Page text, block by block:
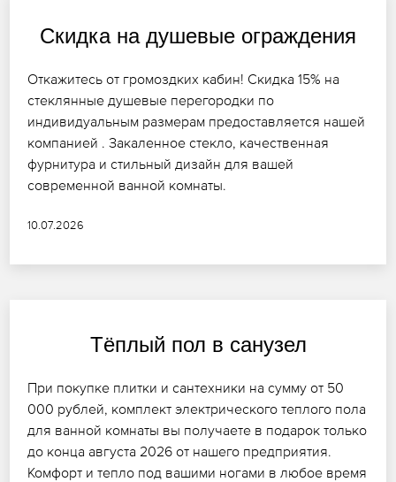
Скидка на душевые ограждения
Откажитесь от громоздких кабин! Скидка 15% на
стеклянные душевые перегородки по
индивидуальным размерам предоставляется нашей
компанией . Закаленное стекло, качественная
фурнитура и стильный дизайн для вашей
современной ванной комнаты.
10.07.2026
Тёплый пол в санузел
При покупке плитки и сантехники на сумму от 50
000 рублей, комплект электрического теплого пола
для ванной комнаты вы получаете в подарок только
до конца августа 2026 от нашего предприятия.
Комфорт и тепло под вашими ногами в любое время